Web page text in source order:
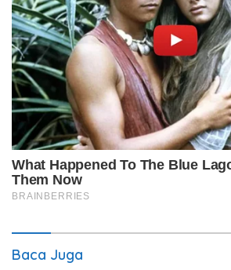
Baca Juga